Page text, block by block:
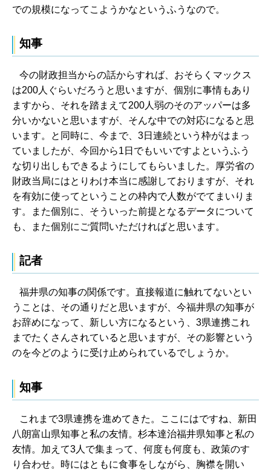
での規模になってこようかなというふうなので。
知事
今の財政担当からの話からすれば、おそらくマックス
は200人ぐらいだろうと思いますが、個別に事情もあり
ますから、それを踏まえて200人弱のそのアッパーは多
分いかないと思いますが、そんな中での対応になると思
います。と同時に、今まで、3日連続という枠がはまっ
ていましたが、今回から1日でもいいですよというふう
な切り出しもできるようにしてもらいました。厚労省の
財政当局にはとりわけ本当に感謝しておりますが、それ
を有効に使ってということの枠内で人数がでてまいりま
す。また個別に、そういった前提となるデータについて
も、また個別にご質問いただければと思います。
記者
福井県の知事の関係です。直接報道に触れてないとい
うことは、その通りだと思いますが、今福井県の知事が
お辞めになって、新しい方になるという、3県連携これ
までたくさんされていると思いますが、その影響という
のを今どのように受け止められているでしょうか。
知事
これまで3県連携を進めてきた。ここにはですね、新田
八朗富山県知事と私の友情。杉本達治福井県知事と私の
友情。加えて3人で集まって、何度も何度も、政策のす
り合わせ。時にはともに食事をしながら、胸襟を開い